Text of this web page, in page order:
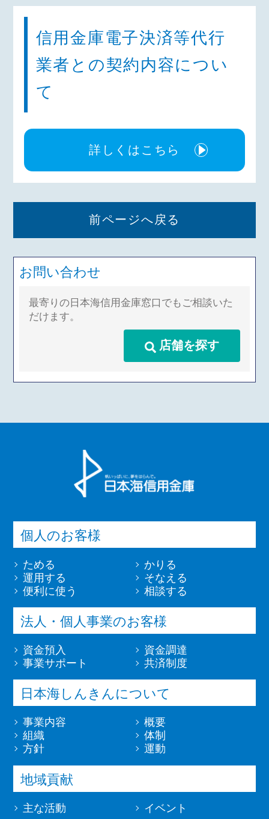
信用金庫電子決済等代行
業者との契約内容につい
て
詳しくはこちら
前ページへ戻る
お問い合わせ
最寄りの日本海信用金庫窓口でもご相談いた
だけます。
店舗を探す
個人のお客様
ためる
かりる
運用する
そなえる
便利に使う
相談する
法人・個人事業のお客様
資金預入
資金調達
事業サポート
共済制度
日本海しんきんについて
事業内容
概要
組織
体制
方針
運動
地域貢献
主な活動 イベント